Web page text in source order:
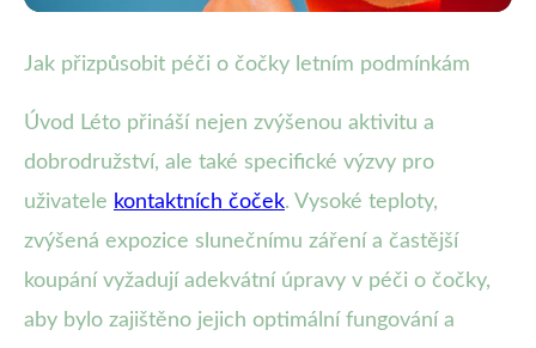
létě: Hydratace a UV ochrana
9. 10. 2025· 4 min čtení · Autor: Lucie Kučerová
Jak přizpůsobit péči o čočky letním podmínkám
Úvod Léto přináší nejen zvýšenou aktivitu a
dobrodružství, ale také specifické výzvy pro
uživatele kontaktních čoček. Vysoké teploty,
zvýšená expozice slunečnímu záření a častější
koupání vyžadují adekvátní úpravy v péči o čočky,
aby bylo zajištěno jejich optimální fungování a